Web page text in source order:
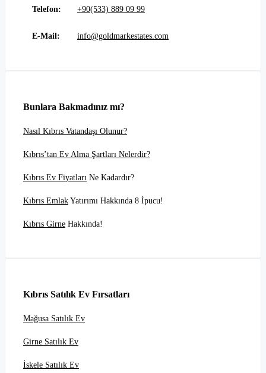
Telefon: +90(533) 889 09 99
E-Mail: info@goldmarkestates.com
Bunlara Bakmadınız mı?
Nasıl Kıbrıs Vatandaşı Olunur?
Kıbrıs’tan Ev Alma Şartları Nelerdir?
Kıbrıs Ev Fiyatları Ne Kadardır?
Kıbrıs Emlak Yatırımı Hakkında 8 İpucu!
Kıbrıs Girne Hakkında!
Kıbrıs Satılık Ev Fırsatları
Mağusa Satılık Ev
Girne Satılık Ev
İskele Satılık Ev